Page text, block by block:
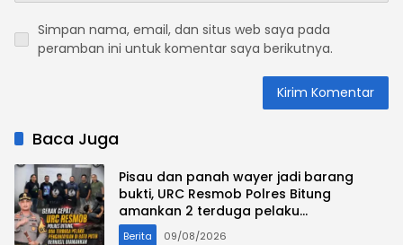
Simpan nama, email, dan situs web saya pada
peramban ini untuk komentar saya berikutnya.
Baca Juga
Pisau dan panah wayer jadi barang
bukti, URC Resmob Polres Bitung
amankan 2 terduga pelaku
penganiayaan di batu putih
Berita 09/08/2026